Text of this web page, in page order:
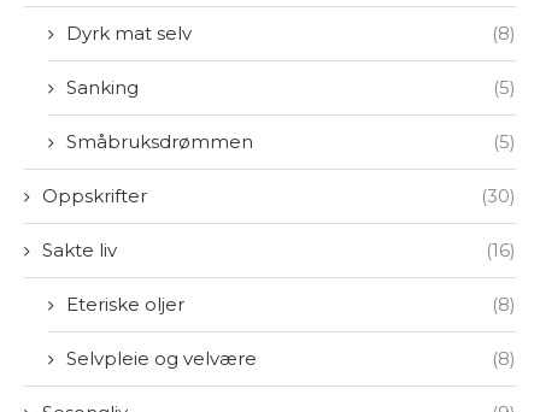
Dyrk mat selv (8)
Sanking (5)
Småbruksdrømmen (5)
Oppskrifter (30)
Sakte liv (16)
Eteriske oljer (8)
Selvpleie og velvære (8)